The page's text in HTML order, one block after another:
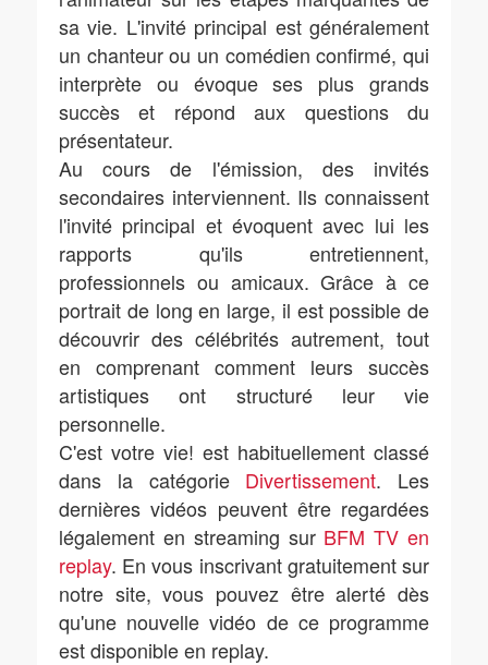
sa vie. L'invité principal est généralement
un chanteur ou un comédien confirmé, qui
interprète ou évoque ses plus grands
succès et répond aux questions du
présentateur.
Au cours de l'émission, des invités
secondaires interviennent. Ils connaissent
l'invité principal et évoquent avec lui les
rapports qu'ils entretiennent,
professionnels ou amicaux. Grâce à ce
portrait de long en large, il est possible de
découvrir des célébrités autrement, tout
en comprenant comment leurs succès
artistiques ont structuré leur vie
personnelle.
C'est votre vie! est habituellement classé
dans la catégorie Divertissement. Les
dernières vidéos peuvent être regardées
légalement en streaming sur BFM TV en
replay. En vous inscrivant gratuitement sur
notre site, vous pouvez être alerté dès
qu'une nouvelle vidéo de ce programme
est disponible en replay.